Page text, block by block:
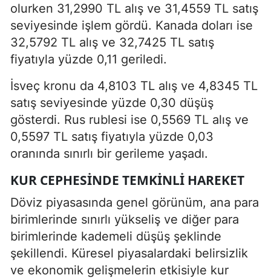
olurken 31,2990 TL alış ve 31,4559 TL satış
seviyesinde işlem gördü. Kanada doları ise
32,5792 TL alış ve 32,7425 TL satış
fiyatıyla yüzde 0,11 geriledi.
İsveç kronu da 4,8103 TL alış ve 4,8345 TL
satış seviyesinde yüzde 0,30 düşüş
gösterdi. Rus rublesi ise 0,5569 TL alış ve
0,5597 TL satış fiyatıyla yüzde 0,03
oranında sınırlı bir gerileme yaşadı.
KUR CEPHESINDE TEMKINLI HAREKET
Döviz piyasasında genel görünüm, ana para
birimlerinde sınırlı yükseliş ve diğer para
birimlerinde kademeli düşüş şeklinde
şekillendi. Küresel piyasalardaki belirsizlik
ve ekonomik gelişmelerin etkisiyle kur